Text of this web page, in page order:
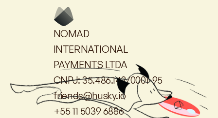
NOMAD
INTERNATIONAL
PAYMENTS LTDA
CNPJ: 35.486.142/0001-95
friends@husky.io
+55 11 5039 6886